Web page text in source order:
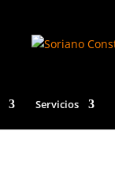
Servicios